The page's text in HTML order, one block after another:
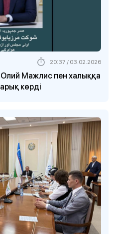
Мажлис пен халыққа
көрді
20:37 / 03.02.2026